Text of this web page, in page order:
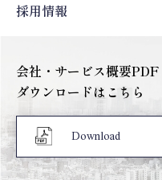
採用情報
会社・サービス概要PDF
ダウンロードはこちら
Download